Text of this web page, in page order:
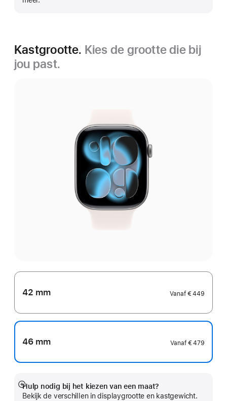
Kastgrootte. Kies de grootte die bij
jou past.
42 mm Vanaf € 449
46 mm Vanaf € 479
Hulp nodig bij het kiezen van een maat?
Bekijk de verschillen in displaygrootte en kastgewicht.
Meer